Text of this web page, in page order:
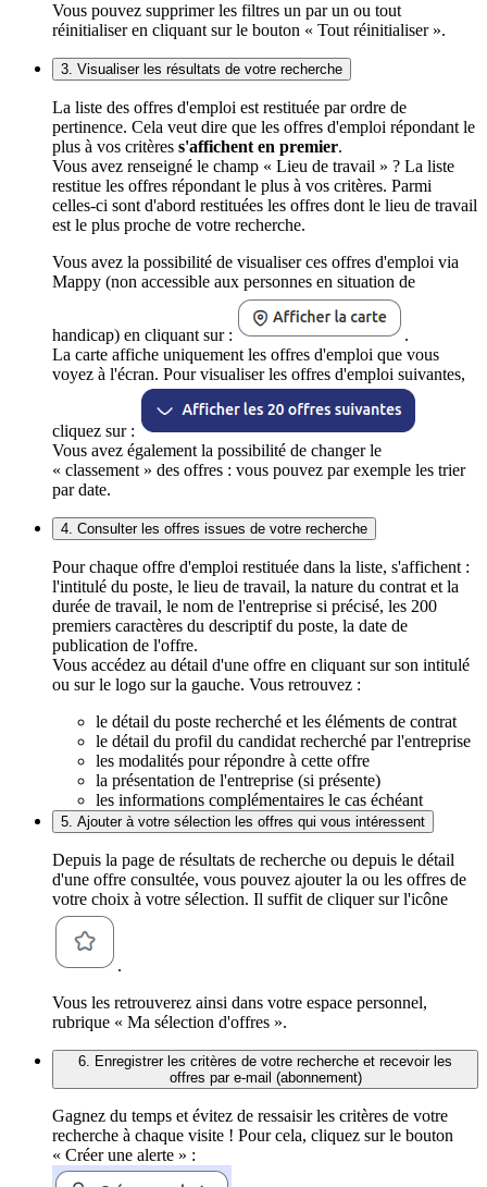
Vous pouvez supprimer les filtres un par un ou tout
réinitialiser en cliquant sur le bouton « Tout réinitialiser ».
3. Visualiser les résultats de votre recherche
La liste des offres d'emploi est restituée par ordre de
pertinence. Cela veut dire que les offres d'emploi répondant le
plus à vos critères s'affichent en premier.
Vous avez renseigné le champ « Lieu de travail » ? La liste
restitue les offres répondant le plus à vos critères. Parmi
celles-ci sont d'abord restituées les offres dont le lieu de travail
est le plus proche de votre recherche.
Vous avez la possibilité de visualiser ces offres d'emploi via
Mappy (non accessible aux personnes en situation de
handicap) en cliquant sur :
.
La carte affiche uniquement les offres d'emploi que vous
voyez à l'écran. Pour visualiser les offres d'emploi suivantes,
cliquez sur :
Vous avez également la possibilité de changer le
« classement » des offres : vous pouvez par exemple les trier
par date.
4. Consulter les offres issues de votre recherche
Pour chaque offre d'emploi restituée dans la liste, s'affichent :
l'intitulé du poste, le lieu de travail, la nature du contrat et la
durée de travail, le nom de l'entreprise si précisé, les 200
premiers caractères du descriptif du poste, la date de
publication de l'offre.
Vous accédez au détail d'une offre en cliquant sur son intitulé
ou sur le logo sur la gauche. Vous retrouvez :
le détail du poste recherché et les éléments de contrat
le détail du profil du candidat recherché par l'entreprise
les modalités pour répondre à cette offre
la présentation de l'entreprise (si présente)
les informations complémentaires le cas échéant
5. Ajouter à votre sélection les offres qui vous intéressent
Depuis la page de résultats de recherche ou depuis le détail
d'une offre consultée, vous pouvez ajouter la ou les offres de
votre choix à votre sélection. Il suffit de cliquer sur l'icône
.
Vous les retrouverez ainsi dans votre espace personnel,
rubrique « Ma sélection d'offres ».
6. Enregistrer les critères de votre recherche et recevoir les
offres par e-mail (abonnement)
Gagnez du temps et évitez de ressaisir les critères de votre
recherche à chaque visite ! Pour cela, cliquez sur le bouton
« Créer une alerte » :